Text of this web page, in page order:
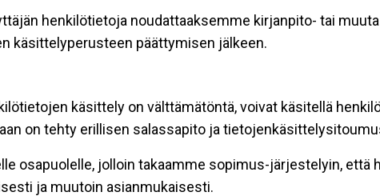
henkilötietoja noudattaaksemme kirjanpito- tai
käsittelyperusteen päättymisen jälkeen.
käsittely on välttämätöntä, voivat käsitellä
on tehty erillisen salassapito ja
osapuolelle, jolloin takaamme sopimus-järjestelyin, että
ja muutoin asianmukaisesti.